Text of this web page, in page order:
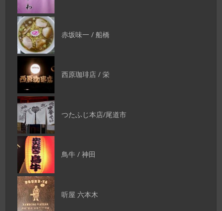
赤坂味一 / 船橋
西原珈琲店 / 栄
つたふじ本店/尾道市
鳥牛 / 神田
听屋 六本木